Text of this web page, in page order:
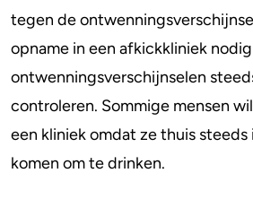
tegen de
opname in een afkickkliniek
ontwenningsverschijnselen
controleren. Sommige mensen
een kliniek omdat ze thuis
komen om te drinken.